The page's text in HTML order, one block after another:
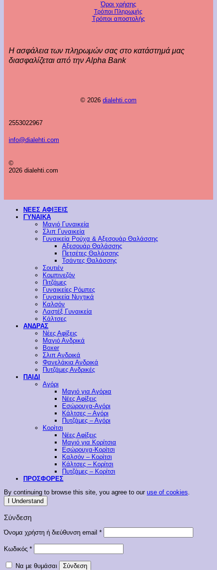
Όροι χρήσης
Τρόποι Πληρωμής
Τρόποι αποστολής
Η ασφάλεια των πληρωμών σας στο κατάστημά μας
διασφαλίζεται από την Alpha Bank
© 2026 dialehti.com
2553022967
info@dialehti.com
©
2026 dialehti.com
ΝΕΕΣ ΑΦΙΞΕΙΣ
ΓΥΝΑΙΚΑ
Μαγιό Γυναικεία
Σλιπ Γυναικεία
Γυναικεία Ρούχα & Αξεσουάρ Θαλάσσης
Αξεσουάρ Θαλάσσης
Πετσέτες Θαλάσσης
Τσάντες Θαλάσσης
Σουτιέν
Κομπινεζόν
Πιτζάμες
Γυναικείες Ρόμπες
Γυναικεία Νυχτικά
Καλσόν
Λαστέξ Γυναικεία
Κάλτσες
ΑΝΔΡΑΣ
Νέες Αφίξεις
Μαγιό Ανδρικά
Boxer
Σλιπ Ανδρικά
Φανελάκια Ανδρικά
Πυτζάμες Ανδρικές
ΠΑΙΔΙ
Αγόρι
Μαγιό για Αγόρια
Νέες Αφίξεις
Εσώρουχα-Αγόρι
Κάλτσες – Αγόρι
Πυτζάμες – Αγόρι
Κορίτσι
Νέες Αφίξεις
Μαγιό για Κορίτσια
Εσώρουχα-Κορίτσι
Καλσόν – Κορίτσι
Κάλτσες – Κορίτσι
Πυτζάμες – Κορίτσι
ΠΡΟΣΦΟΡΕΣ
By continuing to browse this site, you agree to our use of cookies
I Understand
Σύνδεση
Όνομα χρήστη ή διεύθυνση email *Απαιτείται
Κωδικός *Απαιτείται
Να με θυμάσαι Σύνδεση